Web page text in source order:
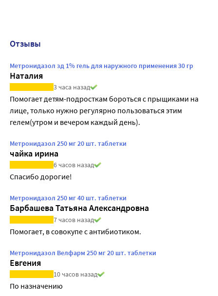
Отзывы
Метронидазол зд 1% гель для наружного применения 30 гр
Наталия
3 часа назад
Помогает детям-подросткам бороться с прыщиками на
лице, только нужно регулярно пользоваться этим
гелем(утром и вечером каждый день).
Метронидазол 250 мг 20 шт. таблетки
чайка ирина
6 часов назад
Спасибо дорогие!
Метронидазол 250 мг 40 шт. таблетки
Барбашева Татьяна Александровна
7 часов назад
Помогает, в совокупе с антибиотиком.
Метронидазол Велфарм 250 мг 20 шт. таблетки
Евгения
10 часов назад
По назначению